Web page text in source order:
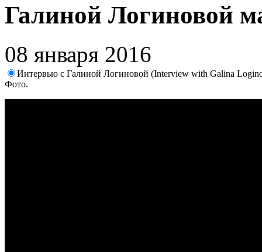
Галиной Логиновой
08 января 2016
Интервью с Галиной Логиновой (Interview with Galina
Фото.